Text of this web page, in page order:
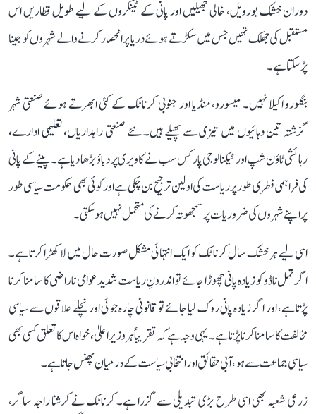
دوران خشک بورویل، خالی جھیلیں اور پانی کے ٹینکروں کے لیے طویل قطاریں اس
مستقبل کی جھلک تھیں جس میں سکڑتے ہوئے دریا پر انحصار کرنے والے شہروں کو جینا
پڑ سکتا ہے۔
بنگلورو اکیلا نہیں۔ میسورو، منڈیا اور جنوبی کرناٹک کے کئی ابھرتے ہوئے صنعتی شہر
گزشتہ تین دہائیوں میں تیزی سے پھیلے ہیں۔ نئے صنعتی راہداریاں، تعلیمی ادارے،
رہائشی ٹاؤن شپ اور ٹیکنالوجی پارکس سب نے کاویری پر دباؤ بڑھا دیا ہے۔ پینے کے پانی
کی فراہمی فطری طور پر ریاست کی اولین ترجیح بن چکی ہے اور کوئی بھی حکومت سیاسی طور
پر اپنے شہروں کی ضروریات پر سمجھوتہ کرنے کی متحمل نہیں ہو سکتی۔
اسی لیے ہر خشک سال کرناٹک کو ایک انتہائی مشکل صورت حال میں لا کھڑا کرتا ہے۔
اگر تمل ناڈو کو زیادہ پانی چھوڑا جائے تو اندرونِ ریاست شدید عوامی ناراضی کا سامنا کرنا
پڑتا ہے، اور اگر زیادہ پانی روک لیا جائے تو قانونی چارہ جوئی اور نچلے علاقوں سے سیاسی
مخالفت کا سامنا کرنا پڑتا ہے۔ یہی وجہ ہے کہ تقریباً ہر وزیر اعلیٰ، خواہ اس کا تعلق کسی بھی
سیاسی جماعت سے ہو، آبی حقائق اور انتخابی سیاست کے درمیان پھنس جاتا ہے۔
زرعی شعبہ بھی اسی طرح بڑی تبدیلی سے گزرا ہے۔ کرناٹک نے کرشنا راجہ ساگر،